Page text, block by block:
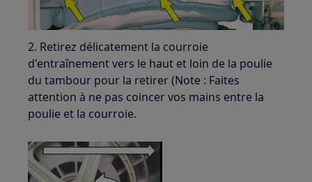
2. Retirez délicatement la courroie
d'entraînement vers le haut et loin de la poulie
du tambour pour la retirer (Note : Faites
attention à ne pas coincer vos mains entre la
poulie et la courroie.